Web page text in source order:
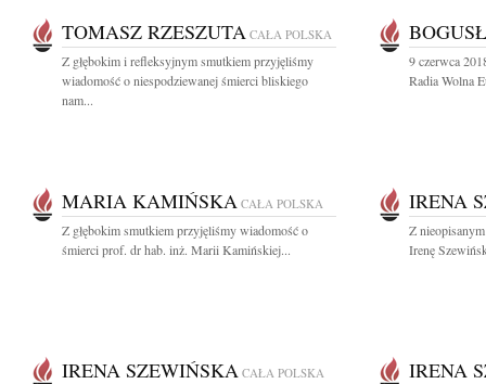
TOMASZ RZESZUTA CAŁA POLSKA
Z głębokim i refleksyjnym smutkiem przyjęliśmy
wiadomość o niespodziewanej śmierci bliskiego
nam...
9 czerwca
Radia Wolna
MARIA KAMIŃSKA CAŁA POLSKA
Z głębokim smutkiem przyjęliśmy wiadomość o
śmierci prof. dr hab. inż. Marii Kamińskiej...
IRENA
Z
Irenę
IRENA SZEWIŃSKA CAŁA POLSKA IRENA